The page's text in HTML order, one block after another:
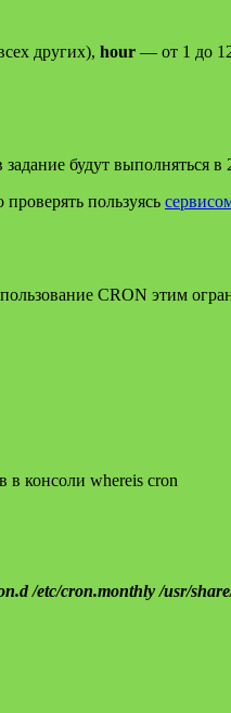
других), hour — от 1 до
будут выполняться
пользуясь
CRON этим
консоли whereis cron
/etc/cron.monthly /usr/